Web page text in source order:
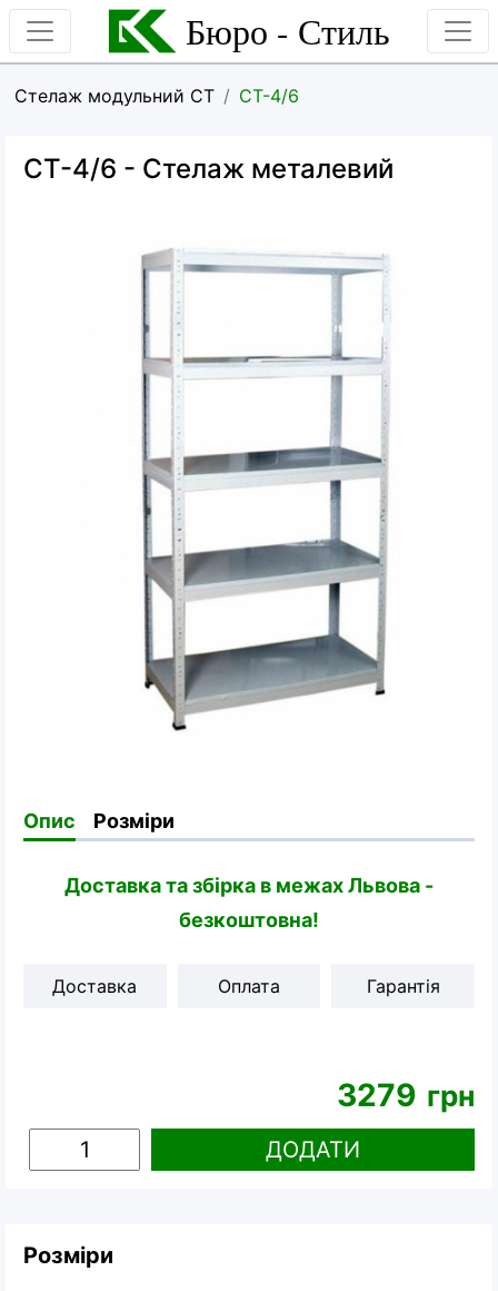
Бюро - Стиль
Стелаж модульний СТ CT-4/6
CT-4/6 - Стелаж металевий
Опис Розміри
Доставка та збірка в межах Львова -
безкоштовна!
Доставка Оплата Гарантія
3279 грн
ДОДАТИ
Розміри